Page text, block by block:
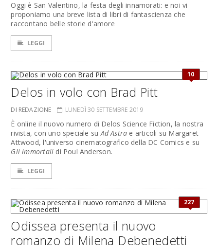
Oggi è San Valentino, la festa degli innamorati: e noi vi
proponiamo una breve lista di libri di fantascienza che
raccontano belle storie d'amore
LEGGI
10
Delos in volo con Brad Pitt
DI REDAZIONE LUNEDÌ 30 SETTEMBRE 2019
È online il nuovo numero di Delos Science Fiction, la nostra
rivista, con uno speciale suAd Astra e articoli su Margaret
Attwood, l'universo cinematografico della DC Comics e su
Gli immortali di Poul Anderson.
LEGGI
227
Odissea presenta il nuovo
romanzo di Milena Debenedetti